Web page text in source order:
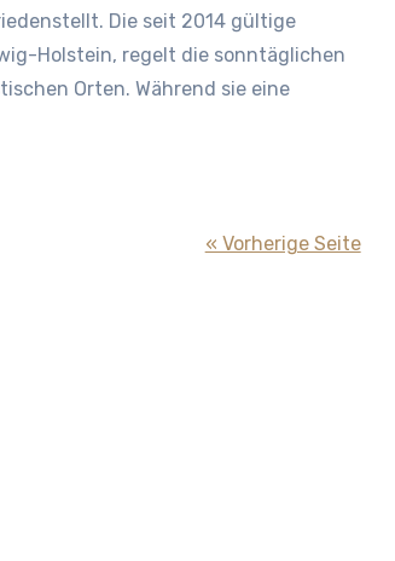
Die seit 2014 gültige
Holstein, regelt die sonntäglichen
Orten. Während sie eine
« Vorherige Seite